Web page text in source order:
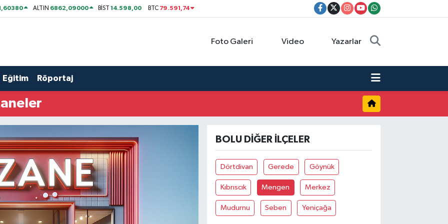
ALTIN 6862,09000 BİST14.598,00 BTC 79.591,74
Foto Galeri Video Yazarlar
Eğitim Röportaj
BOLU DIĞER İLÇELER
Dörtdivan Gerede Göynük
Kıbrıscık Mengen Merkez
Mudurnu Seben Yeniçağa